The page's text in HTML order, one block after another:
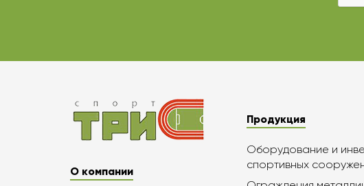
О компании
Продукция
Оборудование и
спортивных